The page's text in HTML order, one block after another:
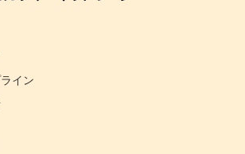
イン